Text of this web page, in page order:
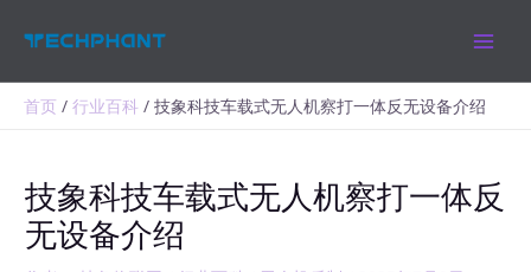
首页 行业百科 技象科技车载式无人机察打一体反无设备介绍
技象科技车载式无人机察打一体反
无设备介绍